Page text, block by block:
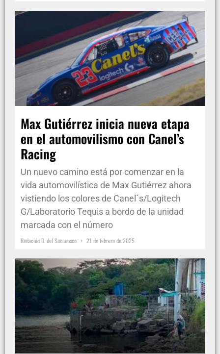
Max Gutiérrez inicia nueva etapa
en el automovilismo con Canel’s
Racing
Un nuevo camino está por comenzar en la
vida automovilística de Max Gutiérrez ahora
vistiendo los colores de Canel´s/Logitech
G/Laboratorio Tequis a bordo de la unidad
marcada con el número
Redación D. del Soconusco 21 de febrero de 2025